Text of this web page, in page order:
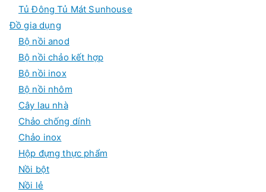
Tủ Đông Tủ Mát Sunhouse
Đồ gia dụng
Bộ nồi anod
Bộ nồi chảo kết hợp
Bộ nồi inox
Bộ nồi nhôm
Cây lau nhà
Chảo chống dính
Chảo inox
Hộp đựng thực phẩm
Nồi bột
Nồi lẻ